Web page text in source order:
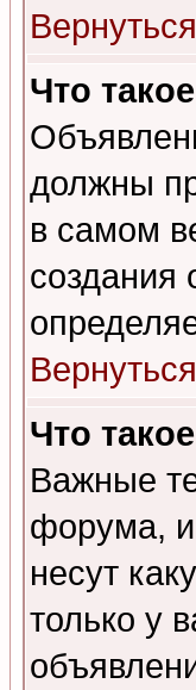
Что
должны
в самом
создания
Что
Важные
форума, и
несут
только у